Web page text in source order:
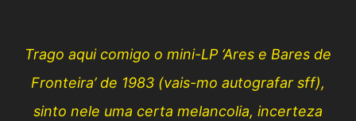
Trago aqui comigo o mini-LP ‘Ares e Bares de
Fronteira’ de 1983 (vais-mo autografar sff),
sinto nele uma certa melancolia, incerteza